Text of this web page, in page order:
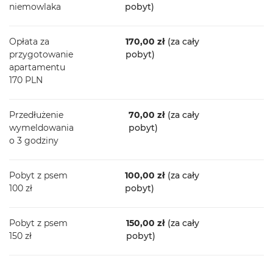
niemowlaka
pobyt)
Opłata za
przygotowanie
apartamentu
170 PLN
170,00 zł(za cały
pobyt)
Przedłużenie
wymeldowania
o 3 godziny
70,00 zł(za cały
pobyt)
Pobyt z psem
100 zł
100,00 zł(za cały
pobyt)
Pobyt z psem
150 zł
150,00 zł(za cały
pobyt)